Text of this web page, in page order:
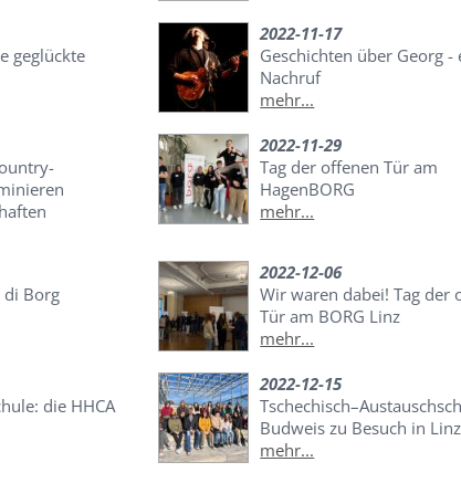
geglückte
2022-11-17
Geschichten über Georg -
Nachruf
mehr...
2022-11-29
Tag der offenen Tür am
HagenBORG
mehr...
di Borg
2022-12-06
Wir waren dabei! Tag der
Tür am BORG Linz
mehr...
die HHCA
2022-12-15
Budweis zu Besuch in
mehr...